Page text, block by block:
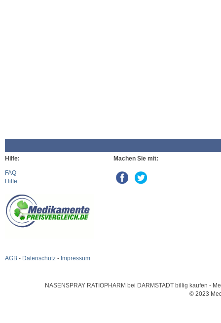
Hilfe:
FAQ
Hilfe
AGB - Datenschutz - Impressum
Machen Sie mit:
NASENSPRAY RATIOPHARM bei DARMSTADT billig kaufen -
© 2023